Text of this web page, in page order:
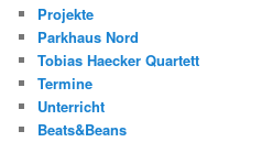
Projekte
Parkhaus Nord
Tobias Haecker Quartett
Termine
Unterricht
Beats&Beans